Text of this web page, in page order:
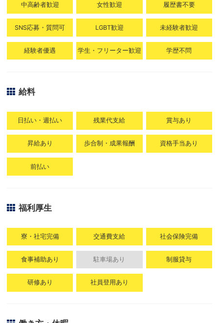
中高齢者歓迎 女性歓迎 履歴書不要
SNS応募・質問可 LGBT歓迎 未経験者歓迎
経験者優遇 学生・フリーター歓迎 学歴不問
給料
日払い・週払い 残業代支給 賞与あり
昇給あり 歩合制・成果報酬 資格手当あり
前払い
福利厚生
寮・社宅完備 交通費支給 社会保険完備
食事補助あり 駐車場あり 制服貸与
研修あり 社員登用あり